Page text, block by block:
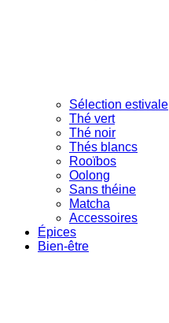
Sélection estivale
Thé vert
Thé noir
Thés blancs
Rooïbos
Oolong
Sans théine
Matcha
Accessoires
Épices
Bien-être